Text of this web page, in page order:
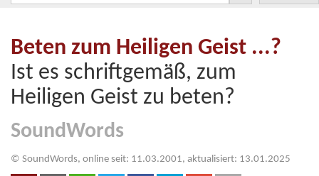
Beten zum Heiligen Geist ...?
Ist es schriftgemäß, zum
Heiligen Geist zu beten?
SoundWords
© SoundWords, online seit: 11.03.2001, aktualisiert: 13.01.2025